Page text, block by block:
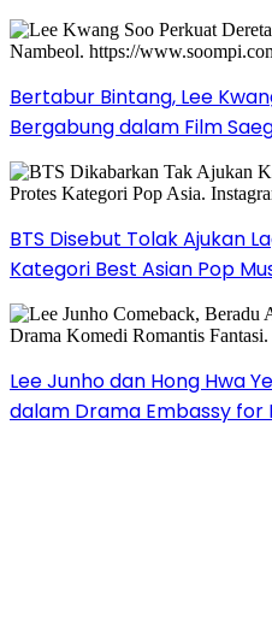
Bertabur Bintang, Lee
Bergabung dalam Film
BTS Disebut Tolak Ajukan
Kategori Best Asian Pop
Lee Junho dan Hong Hwa
dalam Drama Embassy for